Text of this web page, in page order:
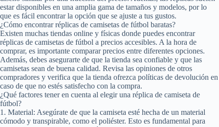
estar disponibles en una amplia gama de tamaños y modelos, por lo
que es fácil encontrar la opción que se ajuste a tus gustos.
¿Cómo encontrar réplicas de camisetas de fútbol baratas?
Existen muchas tiendas online y físicas donde puedes encontrar
réplicas de camisetas de fútbol a precios accesibles. A la hora de
comprar, es importante comparar precios entre diferentes opciones.
Además, debes asegurarte de que la tienda sea confiable y que las
camisetas sean de buena calidad. Revisa las opiniones de otros
compradores y verifica que la tienda ofrezca políticas de devolución en
caso de que no estés satisfecho con la compra.
¿Qué factores tener en cuenta al elegir una réplica de camiseta de
fútbol?
1. Material: Asegúrate de que la camiseta esté hecha de un material
cómodo y transpirable, como el poliéster. Esto es fundamental para